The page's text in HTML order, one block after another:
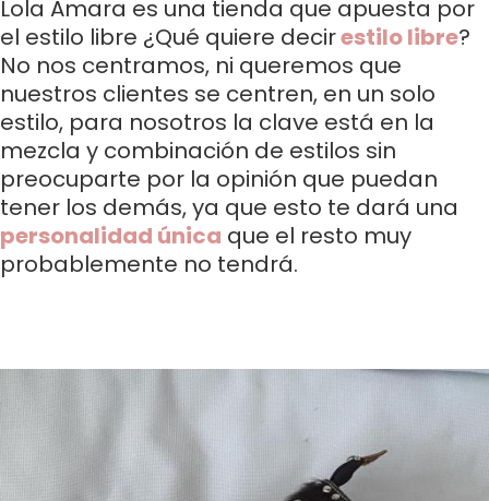
Lola Amara es una tienda que apuesta por
el estilo libre ¿Qué quiere decirestilo libre?
No nos centramos, ni queremos que
nuestros clientes se centren, en un solo
estilo, para nosotros la clave está en la
mezcla y combinación de estilos sin
preocuparte por la opinión que puedan
tener los demás, ya que esto te dará una
personalidad única que el resto muy
probablemente no tendrá.